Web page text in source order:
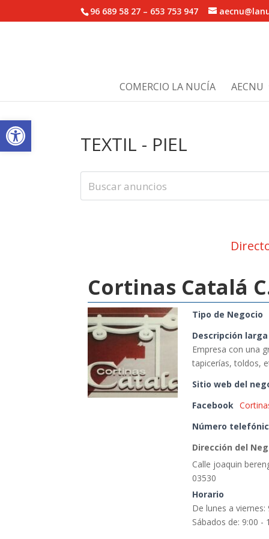
Abrir barra de herramientas
96 689 58 27 – 653 753 947
COMERCIO LA NUCÍA AECNU
TEXTIL - PIEL
Cortinas Catalá
Tipo de Negocio
Descripción
Empresa con una
tapicerías, toldos,
Sitio web del
Facebook
Número
Dirección del
Calle joaquin
03530
Horario
De lunes a viernes:
Sábados de: 9:00 -